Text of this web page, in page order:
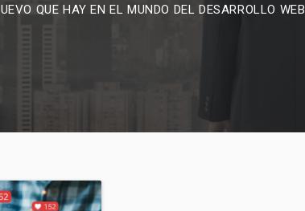
QUE HAY EN EL MUNDO DEL DESARROLLO WEB